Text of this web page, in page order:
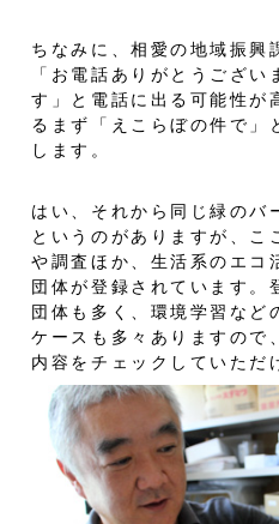
ちなみに、相愛の地域振興
「お電話ありがとうござい
す」と電話に出る可能性が
るまず「えこらぼの件で」
します。
はい、それから同じ緑のバ
というのがありますが、こ
や調査ほか、生活系のエコ
団体が登録されています。
団体も多く、環境学習など
ケースも多々ありますので
内容をチェックしていただ